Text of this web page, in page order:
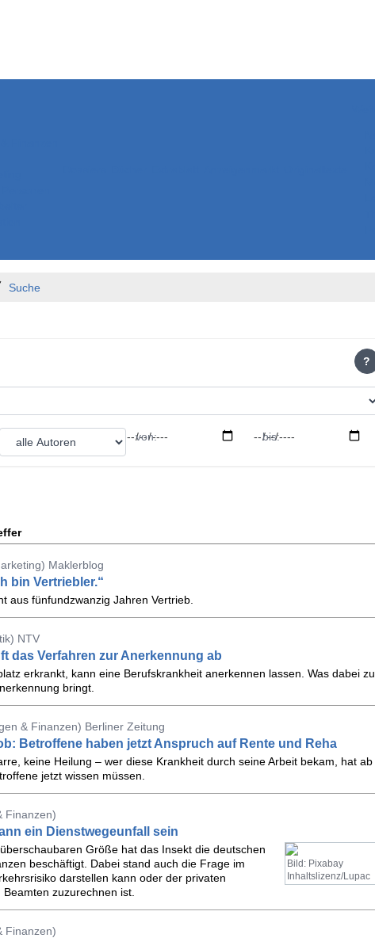
Suche
?
von: bis:
Maklerblog
bin Vertriebler.“
aus fünfundzwanzig Jahren Vertrieb.
NTV
das Verfahren zur Anerkennung ab
erkrankt, kann eine Berufskrankheit anerkennen lassen. Was dabei zu
bringt.
& Finanzen) Berliner Zeitung
Betroffene haben jetzt Anspruch auf Rente und Reha
keine Heilung – wer diese Krankheit durch seine Arbeit bekam, hat ab
jetzt wissen müssen.
Finanzen)
ein Dienstwegeunfall sein
Bild: Pixabay
Inhaltslizenz/Lupac
Größe hat das Insekt die deutschen
beschäftigt. Dabei stand auch die Frage im
darstellen kann oder der privaten
zuzurechnen ist.
Finanzen)